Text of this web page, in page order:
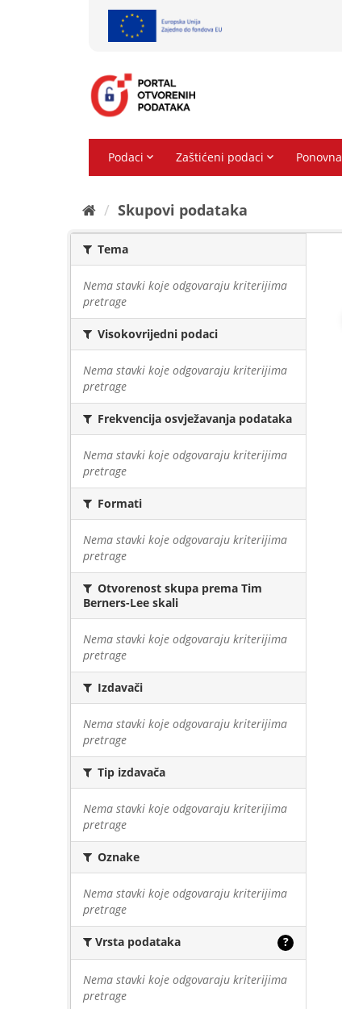
Skupovi podаtаkа
Tema
Nema stavki koje odgovaraju kriterijima
pretrage
Visokovrijedni podaci
Nema stavki koje odgovaraju kriterijima
pretrage
Frekvencija osvježavanja podataka
Nema stavki koje odgovaraju kriterijima
pretrage
Formati
Nema stavki koje odgovaraju kriterijima
pretrage
Otvorenost skupa prema Tim
Berners-Lee skali
Nema stavki koje odgovaraju kriterijima
pretrage
Izdavači
Nema stavki koje odgovaraju kriterijima
pretrage
Tip izdavača
Nema stavki koje odgovaraju kriterijima
pretrage
Oznake
Nema stavki koje odgovaraju kriterijima
pretrage
Vrsta podataka ?
Nema stavki koje odgovaraju kriterijima
pretrage